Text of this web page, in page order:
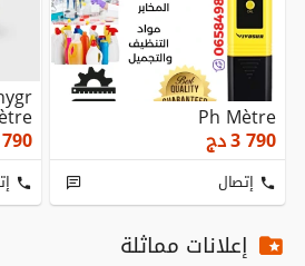
Ph Mètre
3 790دج
إتصال
إعلانات مماثلة